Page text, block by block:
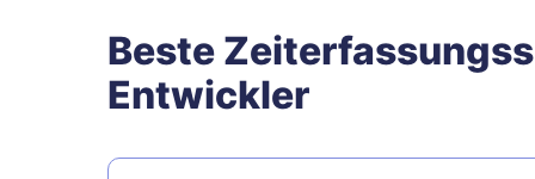
Beste
Entwickler